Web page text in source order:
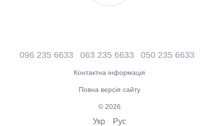
096 235 6633 063 235 6633 050 235 6633
Контактна інформація
Повна версія сайту
© 2026
Укр Рус